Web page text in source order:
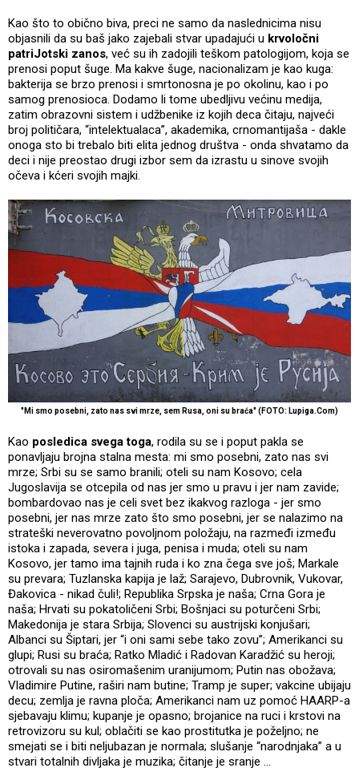
Kao što to obično biva, preci ne samo da naslednicima nisu
objasnili da su baš jako zajebali stvar upadajući u krvoločni
patriJotski zanos, već su ih zadojili teškom patologijom, koja se
prenosi poput šuge. Ma kakve šuge, nacionalizam je kao kuga:
bakterija se brzo prenosi i smrtonosna je po okolinu, kao i po
samog prenosioca. Dodamo li tome ubedljivu većinu medija,
zatim obrazovni sistem i udžbenike iz kojih deca čitaju, najveći
broj političara, “intelektualaca”, akademika, crnomantijaša - dakle
onoga sto bi trebalo biti elita jednog društva - onda shvatamo da
deci i nije preostao drugi izbor sem da izrastu u sinove svojih
očeva i kćeri svojih majki.
"Mi smo posebni, zato nas svi mrze, sem Rusa, oni su braća" (FOTO: Lupiga.Com)
Kao posledica svega toga, rodila su se i poput pakla se
ponavljaju brojna stalna mesta: mi smo posebni, zato nas svi
mrze; Srbi su se samo branili; oteli su nam Kosovo; cela
Jugoslavija se otcepila od nas jer smo u pravu i jer nam zavide;
bombardovao nas je celi svet bez ikakvog razloga - jer smo
posebni, jer nas mrze zato što smo posebni, jer se nalazimo na
strateški neverovatno povoljnom položaju, na razmeđi između
istoka i zapada, severa i juga, penisa i muda; oteli su nam
Kosovo, jer tamo ima tajnih ruda i ko zna čega sve još; Markale
su prevara; Tuzlanska kapija je laž; Sarajevo, Dubrovnik, Vukovar,
Đakovica - nikad čuli!; Republika Srpska je naša; Crna Gora je
naša; Hrvati su pokatoličeni Srbi; Bošnjaci su poturčeni Srbi;
Makedonija je stara Srbija; Slovenci su austrijski konjušari;
Albanci su Šiptari, jer “i oni sami sebe tako zovu”; Amerikanci su
glupi; Rusi su braća; Ratko Mladić i Radovan Karadžić su heroji;
otrovali su nas osiromašenim uranijumom; Putin nas obožava;
Vladimire Putine, raširi nam butine; Tramp je super; vakcine ubijaju
decu; zemlja je ravna ploča; Amerikanci nam uz pomoć HAARP-a
sjebavaju klimu; kupanje je opasno; brojanice na ruci i krstovi na
retrovizoru su kul; oblačiti se kao prostitutka je poželjno; ne
smejati se i biti neljubazan je normala; slušanje “narodnjaka” a u
stvari totalnih divljaka je muzika; čitanje je sranje …